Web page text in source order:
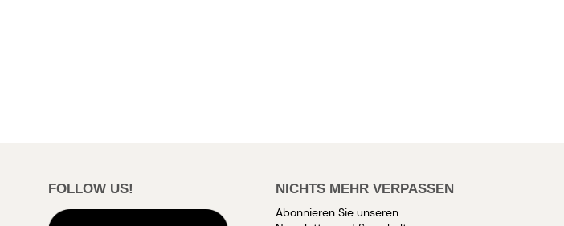
FOLLOW US! NICHTS MEHR VERPASSEN
Abonnieren Sie unseren